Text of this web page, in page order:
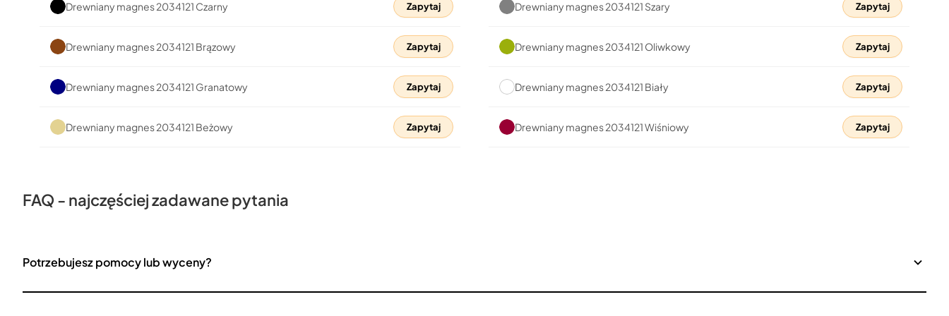
Drewniany magnes 2034121 Czarny Zapytaj Drewniany magnes 2034121 Szary Zapytaj
Drewniany magnes 2034121 Brązowy Zapytaj Drewniany magnes 2034121 Oliwkowy Zapytaj
Drewniany magnes 2034121 Granatowy Zapytaj Drewniany magnes 2034121 Biały Zapytaj
Drewniany magnes 2034121 Beżowy Zapytaj Drewniany magnes 2034121 Wiśniowy Zapytaj
FAQ - najczęściej zadawane pytania
Potrzebujesz pomocy lub wyceny?